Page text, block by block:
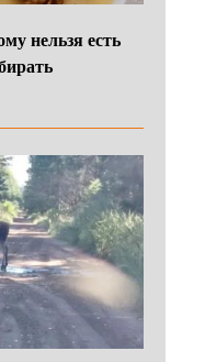
нельзя есть